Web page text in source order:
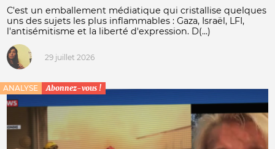
C'est un emballement médiatique qui cristallise quelques
uns des sujets les plus inflammables : Gaza, Israël, LFI,
l'antisémitisme et la liberté d'expression. D(...)
29 juillet 2026
ANALYSE Abonnez-vous !